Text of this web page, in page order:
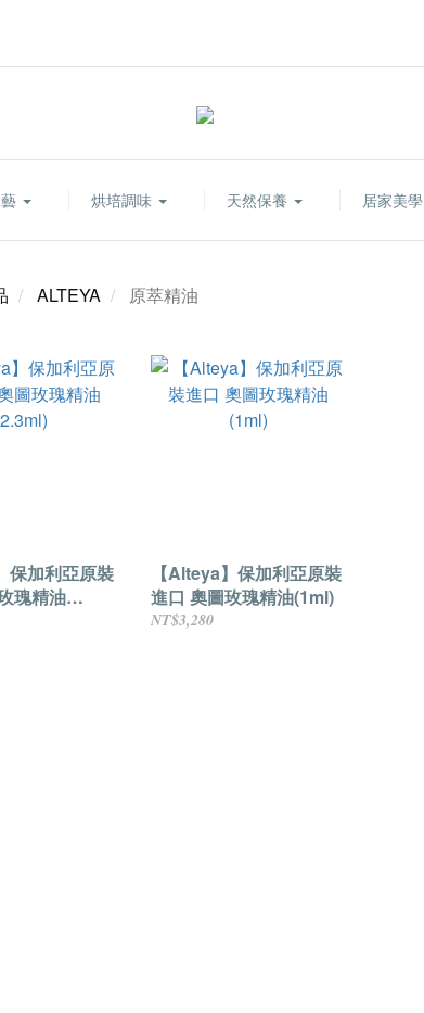
烘培調味 天然保養 居家美學
ALTEYA 原萃精油
保加利亞原裝
瑰精油
【Alteya】保加利亞原裝
進口 奧圖玫瑰精油(1ml)
NT$3,280